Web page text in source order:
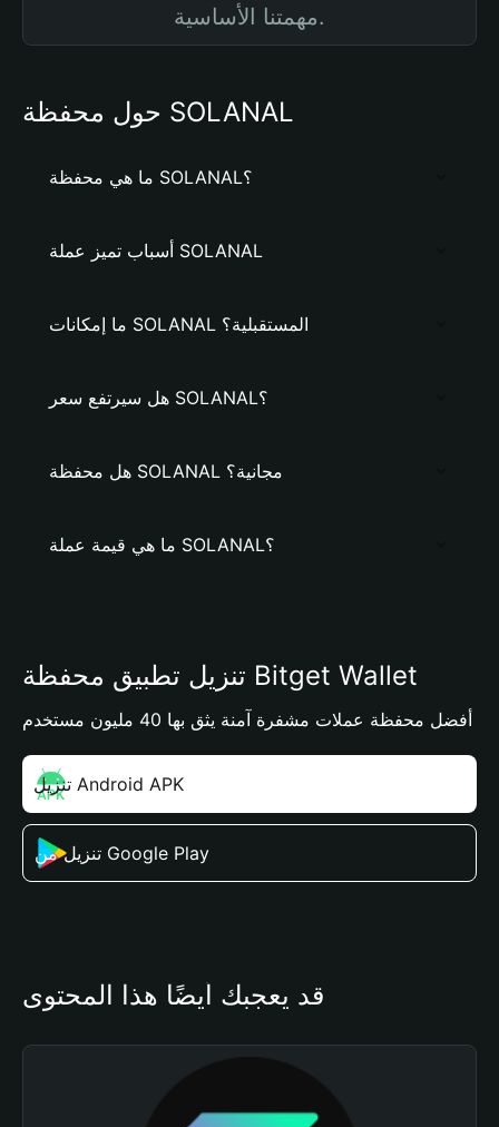
مهمتنا الأساسية.
حول محفظة SOLANAL
ما هي محفظة SOLANAL؟
أسباب تميز عملة SOLANAL
ما إمكانات SOLANAL المستقبلية؟
هل سيرتفع سعر SOLANAL؟
هل محفظة SOLANAL مجانية؟
ما هي قيمة عملة SOLANAL؟
تنزيل تطبيق محفظة Bitget Wallet
أفضل محفظة عملات مشفرة آمنة يثق بها 40 مليون مستخدم
تنزيل Android APK
تنزيل من Google Play
قد يعجبك أيضًا هذا المحتوى